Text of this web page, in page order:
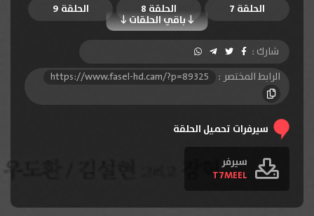
باقي الحلقات
الحلقة 7 الحلقة 8
الحلقة 9
الحلقة 10
الحلقة 11
شارك :
الرابط المختصر :
https://www.fasel-hd.cam/?p=89325
سيرفرات تحميل الحلقة
سيرفر
T7MEEL